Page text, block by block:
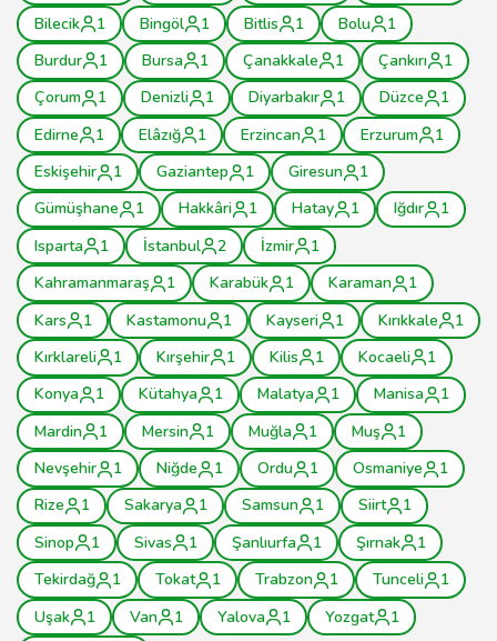
Bilecik
1 Bingöl 1 Bitlis 1 Bolu
1
Burdur
1 Bursa 1 Çanakkale 1 Çankırı
1
Çorum
1 Denizli 1 Diyarbakır 1 Düzce
1
Edirne
1 Elâzığ 1 Erzincan 1 Erzurum
1
Eskişehir
1 Gaziantep 1 Giresun
1
Gümüşhane
1 Hakkâri 1 Hatay 1 Iğdır
1
Isparta
1 İstanbul 2 İzmir
1
Kahramanmaraş
1 Karabük 1 Karaman
1
Kars
1 Kastamonu 1 Kayseri 1 Kırıkkale
1
Kırklareli
1 Kırşehir 1 Kilis 1 Kocaeli
1
Konya
1 Kütahya 1 Malatya 1 Manisa
1
Mardin
1 Mersin 1 Muğla 1 Muş
1
Nevşehir
1 Niğde 1 Ordu 1 Osmaniye
1
Rize
1 Sakarya 1 Samsun 1 Siirt
1
Sinop
1 Sivas 1 Şanlıurfa 1 Şırnak
1
Tekirdağ
1 Tokat 1 Trabzon 1 Tunceli
1
Uşak
1 Van 1 Yalova 1 Yozgat
1